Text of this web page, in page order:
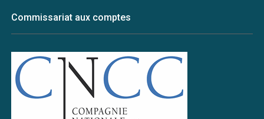
Commissariat aux comptes